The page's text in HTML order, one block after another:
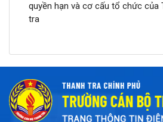
quyền hạn và cơ cấu tổ chức của
tra